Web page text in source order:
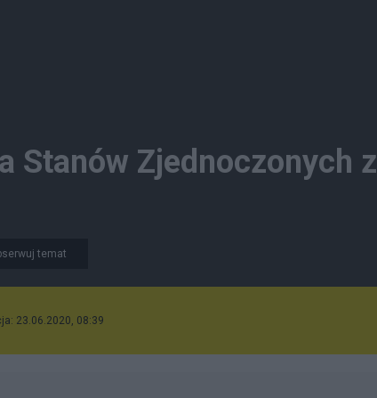
Stanów Zjednoczonych
temat
23.06.2020, 08:39